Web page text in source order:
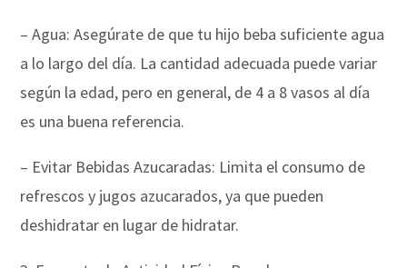
– Agua: Asegúrate de que tu hijo beba suficiente agua
a lo largo del día. La cantidad adecuada puede variar
según la edad, pero en general, de 4 a 8 vasos al día
es una buena referencia.
– Evitar Bebidas Azucaradas: Limita el consumo de
refrescos y jugos azucarados, ya que pueden
deshidratar en lugar de hidratar.